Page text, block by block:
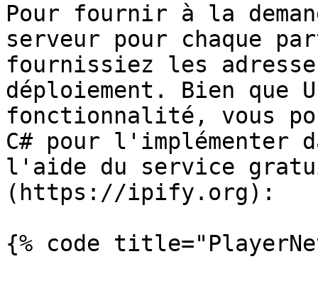
Pour fournir à la
serveur pour chaque
fournissiez les
déploiement. Bien que
fonctionnalité, vous
C# pour l'implémenter
l'aide du service
(https://ipify.org):
{% code